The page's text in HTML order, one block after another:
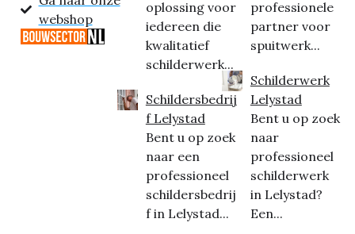
webshop
oplossing voor
iedereen die
kwalitatief
schilderwerk...
Schildersbedrij
f Lelystad
Bent u op zoek
naar een
professioneel
schildersbedrij
f in Lelystad...
professionele
partner voor
spuitwerk...
Schilderwerk
Lelystad
Bent u op zoek
naar
professioneel
schilderwerk
in Lelystad?
Een...